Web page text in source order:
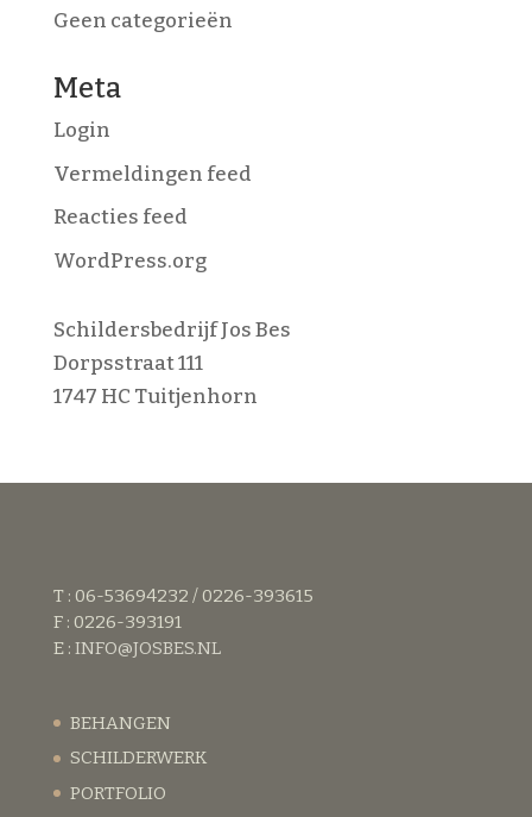
Geen categorieën
Meta
Login
Vermeldingen feed
Reacties feed
WordPress.org
Schildersbedrijf Jos Bes
Dorpsstraat 111
1747 HC Tuitjenhorn
T : 06-53694232 / 0226-393615
F : 0226-393191
E : INFO@JOSBES.NL
BEHANGEN
SCHILDERWERK
PORTFOLIO